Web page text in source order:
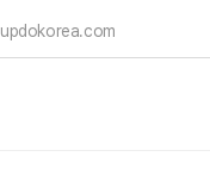
updokorea.com